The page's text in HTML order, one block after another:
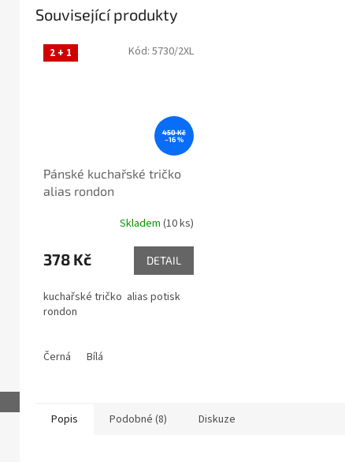
Související produkty
2 + 1
450 Kč
–16 %
Pánské kuchařské tričko
alias rondon
Skladem (10 ks)
378 Kč DETAIL
kuchařské tričko alias potisk
rondon
Černá Bílá
Kód: 5730/2XL
Popis Podobné (8) Diskuze